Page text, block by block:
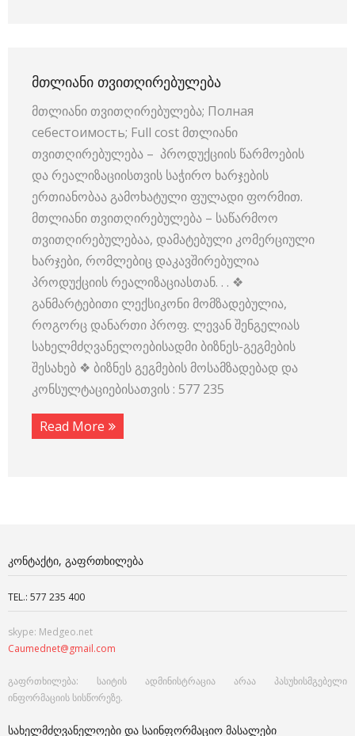
ᲛᲗᲚᲘᲐᲜᲘ ᲗᲕᲘᲗᲦᲘᲠᲔᲑᲣᲚᲔᲑᲐ
მთლიანი თვითღირებულება; Полная
себестоимость; Full cost მთლიანი
თვითღირებულება – პროდუქციის წარმოების
და რეალიზაციისთვის საჭირო ხარჯების
ერთიანობაა გამოხატული ფულადი ფორმით.
მთლიანი თვითღირებულება – საწარმოო
თვითღირებულებაა, დამატებული კომერციული
ხარჯები, რომლებიც დაკავშირებულია
პროდუქციის რეალიზაციასთან. . . ❖
განმარტებითი ლექსიკონი მომზადებულია,
როგორც დანართი პროფ. ლევან შენგელიას
სახელმძღვანელოებისადმი ბიზნეს-გეგმების
შესახებ ❖ ბიზნეს გეგმების მოსამზადებად და
კონსულტაციებისათვის : 577 235
Read More
ᲙᲝᲜᲢᲐᲥᲢᲘ, ᲒᲐᲤᲠᲗᲮᲘᲚᲔᲑᲐ
TEL.: 577 235 400
skype: Medgeo.net
Caumednet@gmail.com
გაფრთხილება: საიტის ადმინისტრაცია არაა პასუხისმგებელი
ინფორმაციის სისწორეზე.
ᲡᲐᲮᲔᲚᲛᲫᲦᲕᲐᲜᲔᲚᲝᲔᲑᲘ ᲓᲐ ᲡᲐᲘᲜᲤᲝᲠᲛᲐᲪᲘᲝ ᲛᲐᲡᲐᲚᲔᲑᲘ